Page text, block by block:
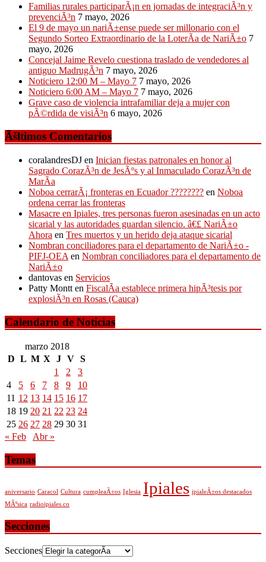
Familias rurales participarÃ¡n en jornadas de integraciÃ³n y
prevenciÃ³n 7 mayo, 2026
El 9 de mayo un nariÃ±ense puede ser millonario con el
Segundo Sorteo Extraordinario de la LoterÃ­a de NariÃ±o 7
mayo, 2026
Concejal Jaime Revelo cuestiona traslado de vendedores al
antiguo MadrugÃ³n 7 mayo, 2026
Noticiero 12:00 M – Mayo 7 7 mayo, 2026
Noticiero 6:00 AM – Mayo 7 7 mayo, 2026
Grave caso de violencia intrafamiliar deja a mujer con
pÃ©rdida de visiÃ³n 6 mayo, 2026
Ãšltimos Comentarios
coralandresDJ en Inician fiestas patronales en honor al
Sagrado CorazÃ³n de JesÃºs y al Inmaculado CorazÃ³n de
MarÃ­a
Noboa cerrarÃ¡ fronteras en Ecuador ???????? en Noboa
ordena cerrar las fronteras
Masacre en Ipiales, tres personas fueron asesinadas en un acto
sicarial y las autoridades guardan silencio. â€£ NariÃ±o
Ahora en Tres muertos y un herido deja ataque sicarial
Nombran conciliadores para el departamento de NariÃ±o -
PIFJ-OEAen Nombran conciliadores para el departamento de
NariÃ±o
dantovas en Servicios
Patty Montten FiscalÃ­a establece primera hipÃ³tesis por
explosiÃ³n en Rosas (Cauca)
Calendario de Noticias
marzo 2018
D L M X J V S
1
2
3
4
5 6 7 8 9
10
11 12 13 14 15 16 17
18 19 20 21 22 23 24
25 26 27 28 29 30 31
« Feb
Abr »
Temas
aniversario Caracol Cultura cumpleaÃ±os Iglesia Ipiales ipialeÃ±os destacados
MÃºsica radioipiales.co
Secciones
Secciones